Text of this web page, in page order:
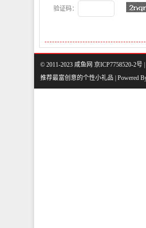
验证码：
© 2011-2023 咸鱼网 京ICP7758520-2号 |
推荐最富创意的个性小礼品 | Powered